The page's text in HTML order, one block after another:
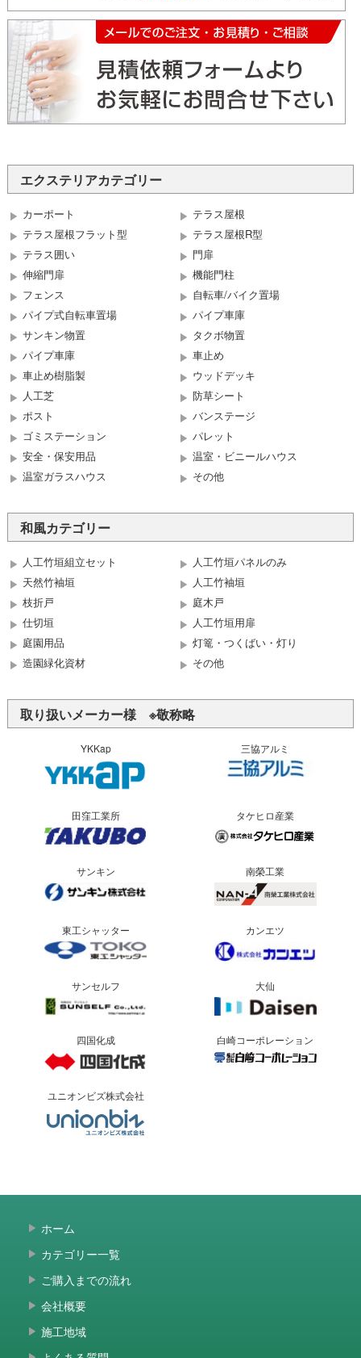
エクステリアカテゴリー
カーポート
テラス屋根
テラス屋根フラット型
テラス屋根R型
テラス囲い
門扉
伸縮門扉
機能門柱
フェンス
自転車/バイク置場
パイプ式自転車置場
パイプ車庫
サンキン物置
タクボ物置
パイプ車庫
車止め
車止め樹脂製
ウッドデッキ
人工芝
防草シート
ポスト
バンステージ
ゴミステーション
パレット
安全・保安用品
温室・ビニールハウス
温室ガラスハウス
その他
和風カテゴリー
人工竹垣組立セット
人工竹垣パネルのみ
天然竹袖垣
人工竹袖垣
枝折戸
庭木戸
仕切垣
人工竹垣用扉
庭園用品
灯篭・つくばい・灯り
造園緑化資材
その他
取り扱いメーカー様 ※敬称略
YKKap 三協アルミ
田窪工業所 タケヒロ産業
サンキン 南榮工業
東工シャッター カンエツ
サンセルフ 大仙
四国化成 白崎コーポレーション
ユニオンビズ株式会社
ホーム
カテゴリー一覧
ご購入までの流れ
会社概要
施工地域